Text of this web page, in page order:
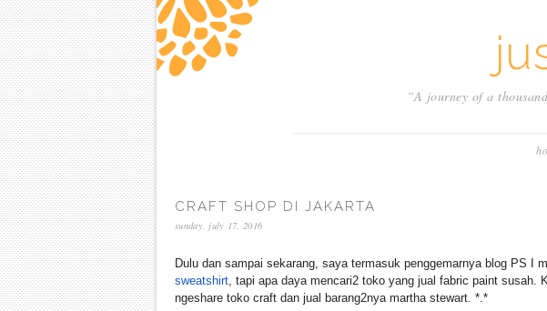
“A journey of a
CRAFT SHOP DI JAKARTA
sunday, july 17, 2016
Dulu dan sampai sekarang, saya termasuk penggemarnya blog PS I
sweatshirt, tapi apa daya mencari2 toko yang jual fabric paint susah.
ngeshare toko craft dan jual barang2nya martha stewart. *.*